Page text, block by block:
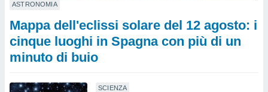
ASTRONOMIA
Mappa dell'eclissi solare del 12 agosto: i
cinque luoghi in Spagna con più di un
minuto di buio
SCIENZA